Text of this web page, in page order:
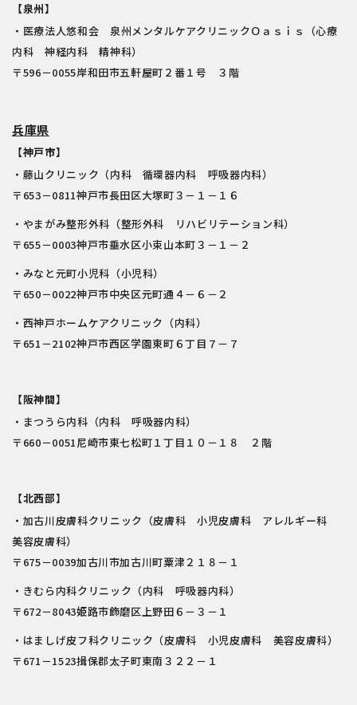
【泉州】
・医療法人悠和会 泉州メンタルケアクリニックＯａｓｉｓ（心療
内科 神経内科 精神科）
〒596－0055岸和田市五軒屋町２番１号 ３階
兵庫県
【神戸市】
・藤山クリニック（内科 循環器内科 呼吸器内科）
〒653－0811神戸市長田区大塚町３－１－１６
・やまがみ整形外科（整形外科 リハビリテーション科）
〒655－0003神戸市垂水区小束山本町３－１－２
・みなと元町小児科（小児科）
〒650－0022神戸市中央区元町通４－６－２
・西神戸ホームケアクリニック（内科）
〒651－2102神戸市西区学園東町６丁目７－７
【阪神間】
・まつうら内科（内科 呼吸器内科）
〒660－0051尼崎市東七松町１丁目１０－１８ ２階
【北西部】
・加古川皮膚科クリニック（皮膚科 小児皮膚科 アレルギー科
美容皮膚科）
〒675－0039加古川市加古川町粟津２１８－１
・きむら内科クリニック（内科 呼吸器内科）
〒672－8043姫路市飾磨区上野田６－３－１
・はましげ皮フ科クリニック（皮膚科 小児皮膚科 美容皮膚科）
〒671－1523揖保郡太子町東南３２２－１